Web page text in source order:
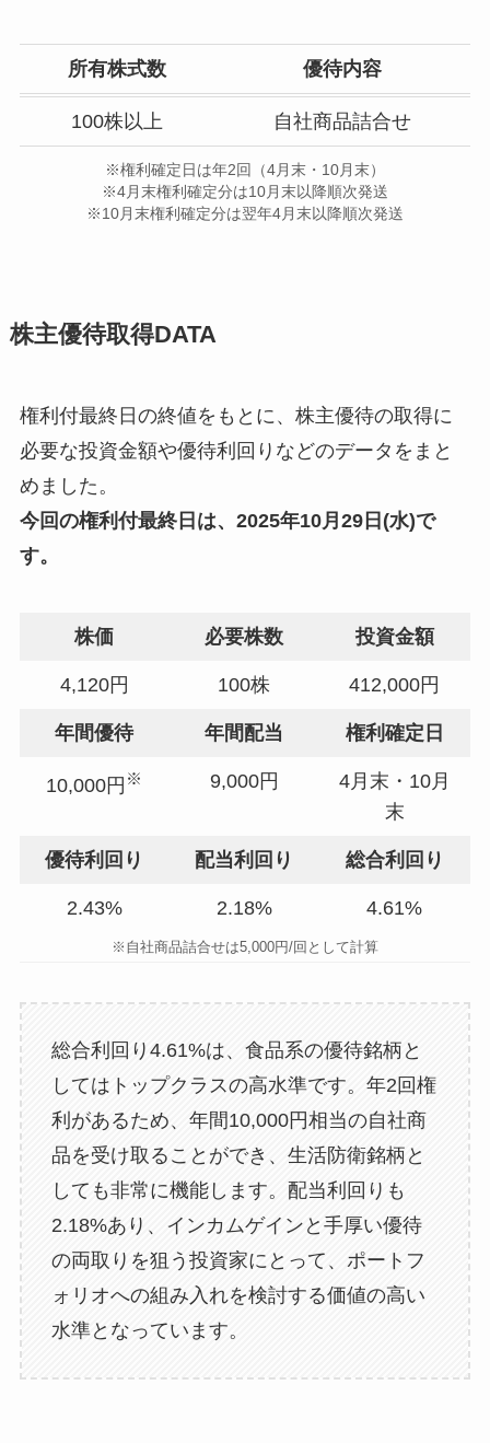
所有株式数 優待内容
100株以上 自社商品詰合せ
※権利確定日は年2回（4月末・10月末）
※4月末権利確定分は10月末以降順次発送
※10月末権利確定分は翌年4月末以降順次発送
株主優待取得DATA
権利付最終日の終値をもとに、株主優待の取得に
必要な投資金額や優待利回りなどのデータをまと
めました。
今回の権利付最終日 は、2025年10月29日(水)で
す。
株価 必要株数 投資金額
4,120円 100株 412,000円
年間優待 年間配当 権利確定日
10,000円 ※ 9,000円
4月末・10月
末
優待利回り 配当利回り 総合利回り
2.43% 2.18% 4.61%
※自社商品詰合せは5,000円/回として計算
総合利回り4.61%は、食品系の優待銘柄と
してはトップクラスの高水準です。年2回権
利があるため、年間10,000円相当の自社商
品を受け取ることができ、生活防衛銘柄と
しても非常に機能します。配当利回りも
2.18%あり、インカムゲインと手厚い優待
の両取りを狙う投資家にとって、ポートフ
ォリオへの組み入れを検討する価値の高い
水準となっています。